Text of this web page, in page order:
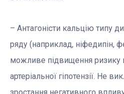
– Антагоністи кальцію типу
ряду (наприклад, ніфедипін,
можливе підвищення ризику
артеріальної гіпотензії. Не